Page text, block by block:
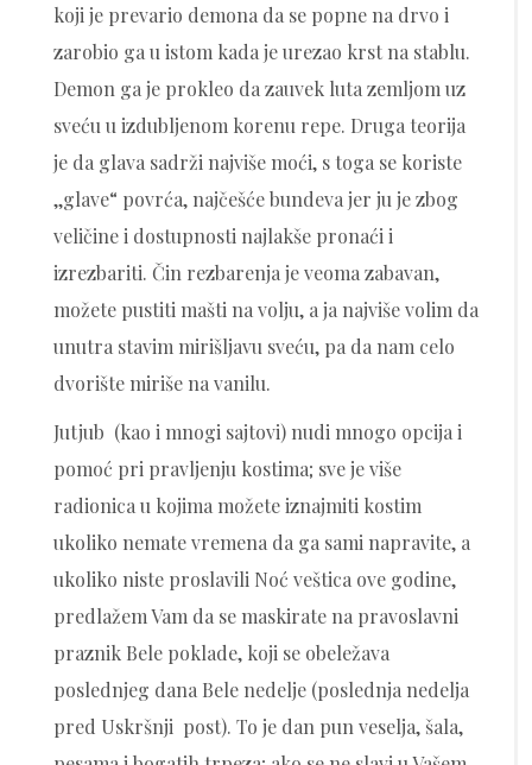
koji je prevario demona da se popne na drvo i
zarobio ga u istom kada je urezao krst na stablu.
Demon ga je prokleo da zauvek luta zemljom uz
sveću u izdubljenom korenu repe. Druga teorija
je da glava sadrži najviše moći, s toga se koriste
,,glave“ povrća, najčešće bundeva jer ju je zbog
veličine i dostupnosti najlakše pronaći i
izrezbariti. Čin rezbarenja je veoma zabavan,
možete pustiti mašti na volju, a ja najviše volim da
unutra stavim mirišljavu sveću, pa da nam celo
dvorište miriše na vanilu.
Jutjub (kao i mnogi sajtovi) nudi mnogo opcija i
pomoć pri pravljenju kostima; sve je više
radionica u kojima možete iznajmiti kostim
ukoliko nemate vremena da ga sami napravite, a
ukoliko niste proslavili Noć veštica ove godine,
predlažem Vam da se maskirate na pravoslavni
praznik Bele poklade, koji se obeležava
poslednjeg dana Bele nedelje (poslednja nedelja
pred Uskršnji post). To je dan pun veselja, šala,